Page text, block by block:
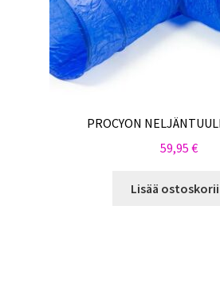
PROCYON
59,95 €
Lisää